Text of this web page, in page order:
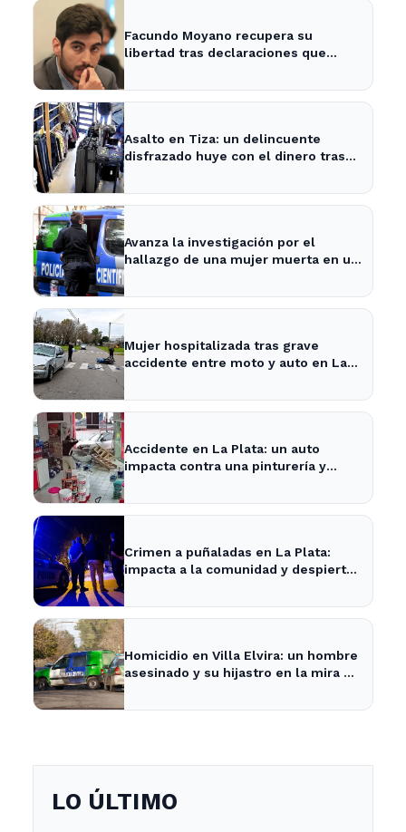
Facundo Moyano recupera su
libertad tras declaraciones que
Asalto en Tiza: un delincuente
disfrazado huye con el dinero tras
Avanza la investigación por el
hallazgo de una mujer muerta en un
Mujer hospitalizada tras grave
accidente entre moto y auto en La
Accidente en La Plata: un auto
impacta contra una pinturería y
Crimen a puñaladas en La Plata:
impacta a la comunidad y despierta
Homicidio en Villa Elvira: un hombre
asesinado y su hijastro en la mira de
LO ÚLTIMO